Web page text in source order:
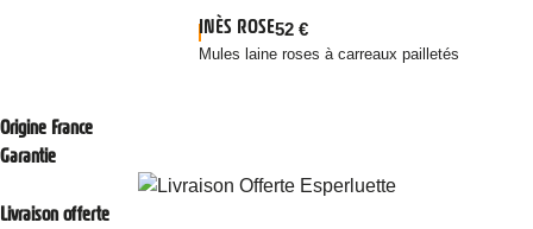
INÈS ROSE52 €
Mules laine roses à carreaux pailletés
Origine France
Garantie
Livraison offerte